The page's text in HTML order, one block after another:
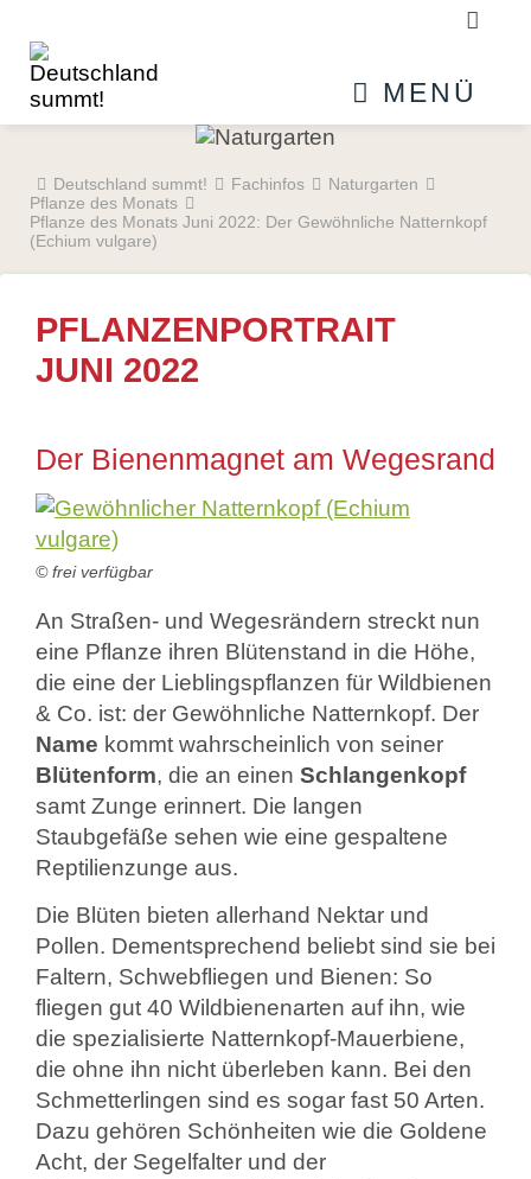
MENÜ
Deutschland summt! Fachinfos
Naturgarten
Pflanze des Monats
Pflanze des Monats Juni 2022: Der Gewöhnliche Natternkopf
(Echium vulgare)
PFLANZENPORTRAIT
JUNI 2022
Der Bienenmagnet am Wegesrand
© frei verfügbar
An Straßen- und Wegesrändern streckt nun
eine Pflanze ihren Blütenstand in die Höhe,
die eine der Lieblingspflanzen für Wildbienen
& Co. ist: der Gewöhnliche Natternkopf. Der
Name kommt wahrscheinlich von seiner
Blütenform, die an einen Schlangenkopf
samt Zunge erinnert. Die langen
Staubgefäße sehen wie eine gespaltene
Reptilienzunge aus.
Die Blüten bieten allerhand Nektar und
Pollen. Dementsprechend beliebt sind sie bei
Faltern, Schwebfliegen und Bienen: So
fliegen gut 40 Wildbienenarten auf ihn, wie
die spezialisierte Natternkopf-Mauerbiene,
die ohne ihn nicht überleben kann. Bei den
Schmetterlingen sind es sogar fast 50 Arten.
Dazu gehören Schönheiten wie die Goldene
Acht, der Segelfalter und der